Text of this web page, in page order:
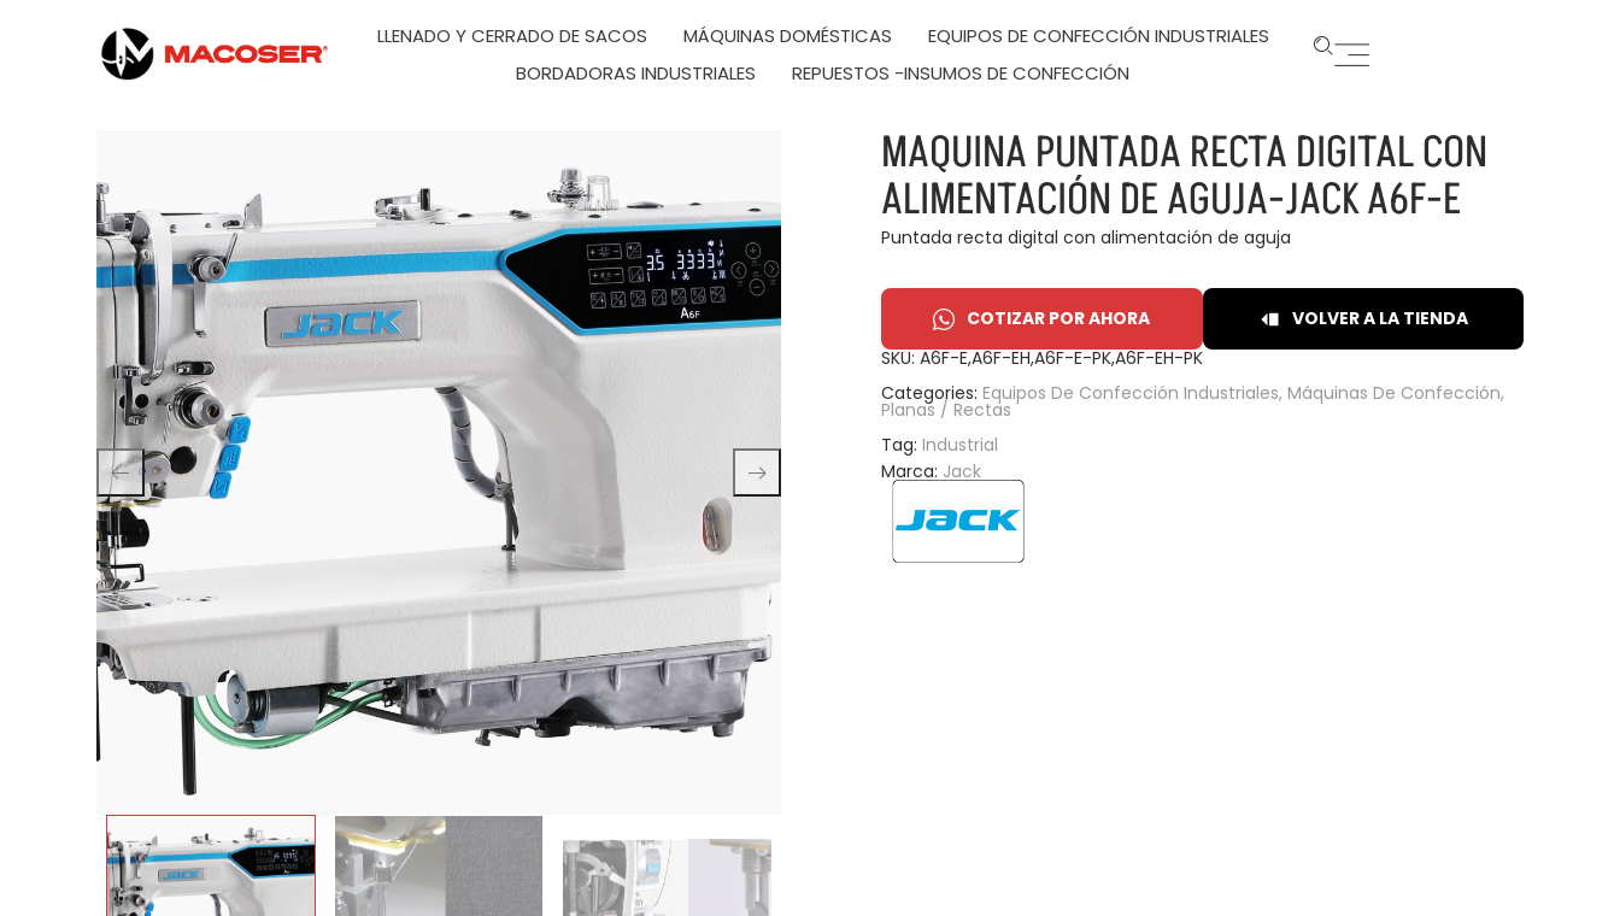
LLENADO Y CERRADO DE SACOS MÁQUINAS DOMÉSTICAS
EQUIPOS DE CONFECCIÓN INDUSTRIALES
BORDADORAS INDUSTRIALES
REPUESTOS -INSUMOS DE CONFECCIÓN
MAQUINA PUNTADA RECTA DIGITAL CON
ALIMENTACIÓN DE AGUJA-JACK A6F-E
Puntada recta digital con alimentación de aguja
COTIZAR POR AHORA
VOLVER A LA TIENDA
SKU: A6F-E,A6F-EH,A6F-E-PK,A6F-EH-PK
Categories: Equipos De Confección Industriales,Máquinas De Confección,
Planas / Rectas
Tag: Industrial
Marca: Jack